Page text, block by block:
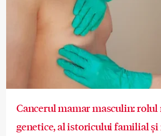
Cancerul mamar masculin:
genetice, al istoricului familial